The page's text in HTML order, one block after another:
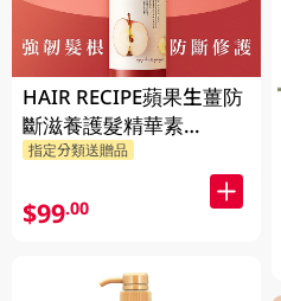
HAIR RECIPE蘋果生薑防
斷滋養護髮精華素
530GM
指定分類送贈品
$99.00